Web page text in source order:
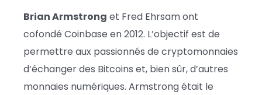
Brian Armstrong et Fred Ehrsam ont
cofondé Coinbase en 2012. L’objectif est de
permettre aux passionnés de cryptomonnaies
d’échanger des Bitcoins et, bien sûr, d’autres
monnaies numériques. Armstrong était le